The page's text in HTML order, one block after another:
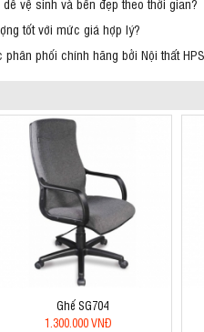
vệ sinh và bền đẹp theo thời gian?
tốt với mức giá hợp lý?
phối chính hãng bởi Nội thất
Ghế SG704
1.300.000 VNĐ